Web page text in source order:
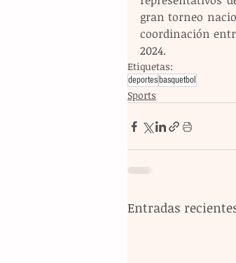
gran torneo
coordinación
2024.
Etiquetas:
deportesbasquetbol
Sports
Entradas